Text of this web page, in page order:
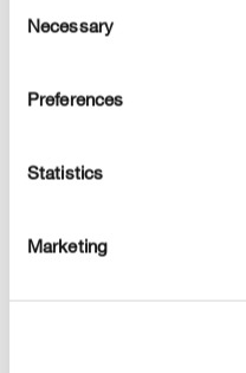
Selection
Necessary
Preferences
Statistics
Marketing
innocui, non si
antizanzare di grande
9. Gli abiti chiari.
Le
camicie bianche o